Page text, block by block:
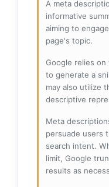
A meta
informative
aiming to
page's topic.
Google relies
to generate a
may also utilize
descriptive
Meta
persuade users
search intent.
limit, Google
results as